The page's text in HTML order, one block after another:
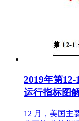
2019年第
运行指标图
12 月，美国主